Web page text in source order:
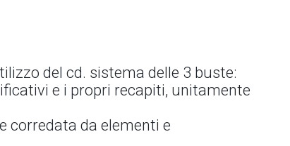
del cd. sistema delle 3 buste:
e i propri recapiti, unitamente
corredata da elementi e